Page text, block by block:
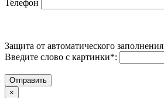
Телефон
Защита от автоматического заполнения
Введите слово с картинки*:
Отправить
×